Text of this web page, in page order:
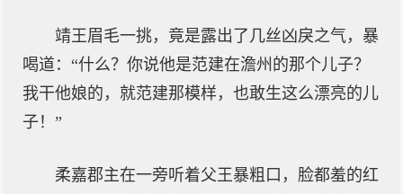
靖王眉毛一挑，竟是露出了几丝凶戾之气，暴
喝道：“什么？你说他是范建在澹州的那个儿子？
我干他娘的，就范建那模样，也敢生这么漂亮的儿
子！”
柔嘉郡主在一旁听着父王暴粗口，脸都羞的红